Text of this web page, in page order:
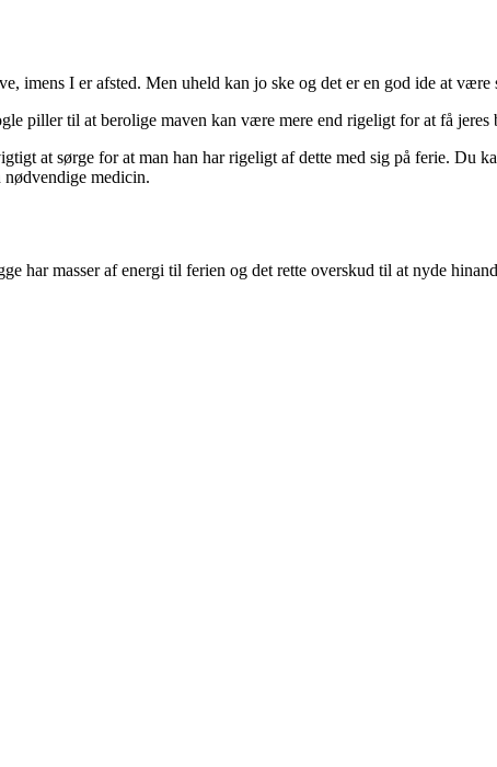
imens I er afsted. Men uheld kan jo ske og det er en god ide at være
piller til at berolige maven kan være mere end rigeligt for at få
at sørge for at man han har rigeligt af dette med sig på ferie. Du
nødvendige medicin.
har masser af energi til ferien og det rette overskud til at nyde